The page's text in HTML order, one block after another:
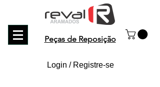
Peças de Reposição
Login / Registre-se